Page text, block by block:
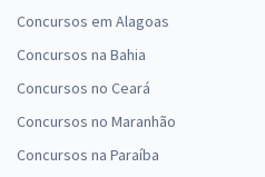
Concursos em Alagoas
Concursos na Bahia
Concursos no Ceará
Concursos no Maranhão
Concursos na Paraíba